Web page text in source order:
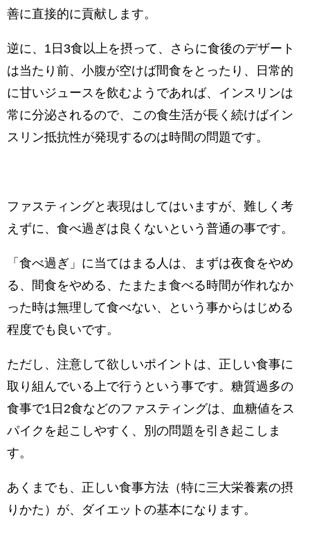
善に直接的に貢献します。
逆に、1日3食以上を摂って、さらに食後のデザート
は当たり前、小腹が空けば間食をとったり、日常的
に甘いジュースを飲むようであれば、インスリンは
常に分泌されるので、この食生活が長く続けばイン
スリン抵抗性が発現するのは時間の問題です。
ファスティングと表現はしてはいますが、難しく考
えずに、食べ過ぎは良くないという普通の事です。
「食べ過ぎ」に当てはまる人は、まずは夜食をやめ
る、間食をやめる、たまたま食べる時間が作れなか
った時は無理して食べない、という事からはじめる
程度でも良いです。
ただし、注意して欲しいポイントは、正しい食事に
取り組んでいる上で行うという事です。糖質過多の
食事で1日2食などのファスティングは、血糖値をス
パイクを起こしやすく、別の問題を引き起こしま
す。
あくまでも、正しい食事方法（特に三大栄養素の摂
りかた）が、ダイエットの基本になります。